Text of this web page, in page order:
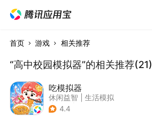
首页 游戏 相关推荐
“高中校园模拟器”的相关推荐(21)
吃模拟器
休闲益智
生活模拟
| 美食
4.4